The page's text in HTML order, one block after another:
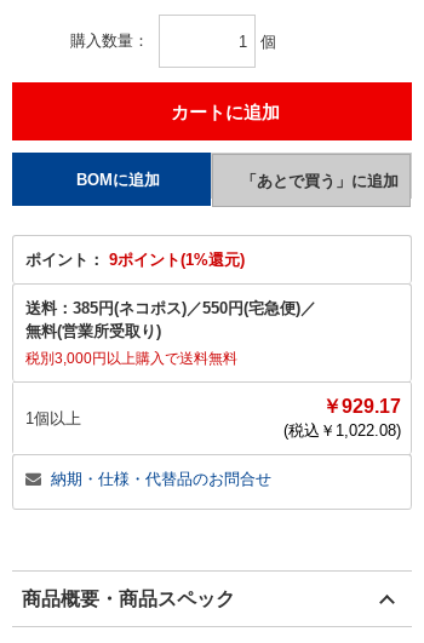
購入数量 個
ポイント： 9ポイント(1%還元)
送料： 385円(ネコポス)／550円(宅急便)／
無料(営業所受取り)
税別3,000円以上購入で送料無料
1個以上
￥929.17
(税込￥ 1,022.08)
納期・仕様・代替品のお問合せ
商品概要・商品スペック